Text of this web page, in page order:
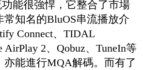
能很強悍，它整合了市場
常知名的BluOS串流播放介
Connect、TIDAL
AirPlay 2、Qobuz、TuneIn等
亦能進行MQA解碼。而有了